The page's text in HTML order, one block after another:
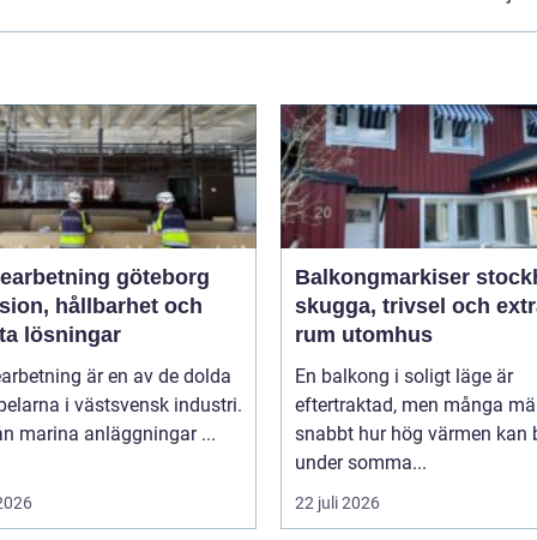
göteborg
hållbarhet och
lösningar
är en av de dolda
i västsvensk industri.
marina anläggningar ...
Balkongmarkiser
skugga, trivsel och
rum utomhus
En balkong i soligt läge är
eftertraktad, men många
snabbt hur hög värmen kan
under somma...
22 juli 2026